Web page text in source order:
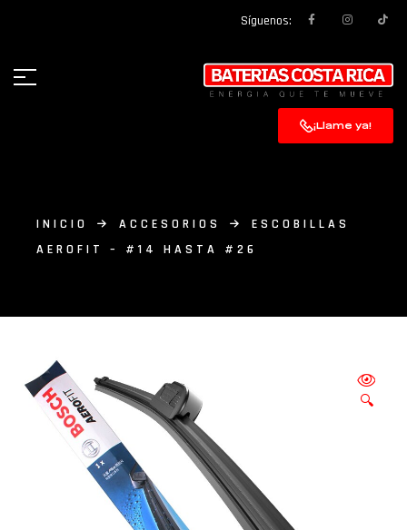
Síguenos:
¡Llame ya!
INICIO ACCESORIOS
ESCOBILLAS
AEROFIT – #14 HASTA #26
🔍